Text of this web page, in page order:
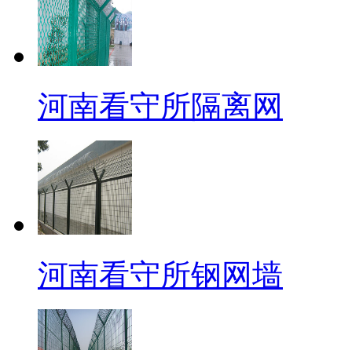
河南看守所隔离网
河南看守所钢网墙